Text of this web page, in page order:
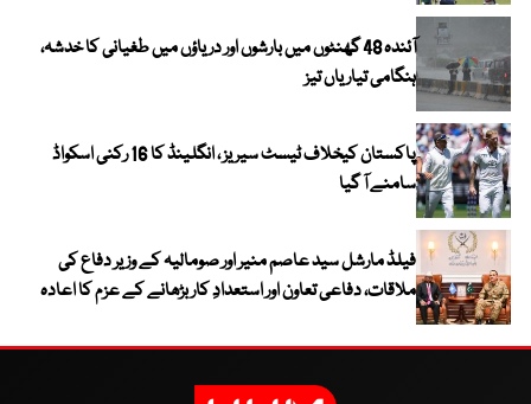
آئندہ 48 گھنٹوں میں بارشوں اور دریاؤں میں طغیانی کا خدشہ،
ہنگامی تیاریاں تیز
پاکستان کیخلاف ٹیسٹ سیریز ، انگلینڈ کا 16 رکنی اسکواڈ
سامنے آ گیا
فیلڈ مارشل سید عاصم منیر اور صومالیہ کے وزیر دفاع کی
ملاقات، دفاعی تعاون اور استعدادِ کار بڑھانے کے عزم کا اعادہ